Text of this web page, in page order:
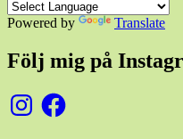
Powered by Translate
Följ mig på
InstagramFacebook